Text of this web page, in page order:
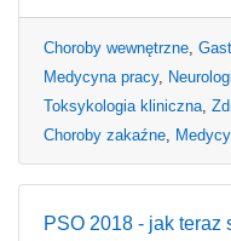
Choroby wewnętrzne,
Medycyna pracy,
Toksykologia kliniczna,
Choroby zakaźne,
PSO 2018 - jak